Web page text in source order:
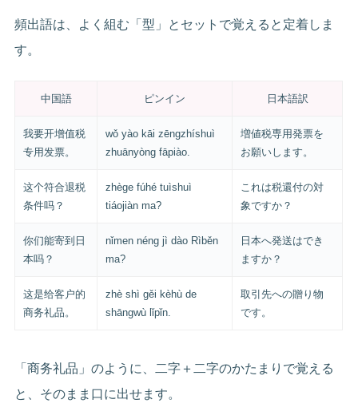
頻出語は、よく組む「型」とセットで覚えると定着しま
す。
中国語 ピンイン 日本語訳
我要开增值税
专用发票。
wǒ yào kāi zēngzhíshuì
zhuānyòng fāpiào.
増値税専用発票を
お願いします。
这个符合退税
条件吗？
zhège fúhé tuìshuì
tiáojiàn ma?
これは税還付の対
象ですか？
你们能寄到日
本吗？
nǐmen néng jì dào Rìběn
ma?
日本へ発送はでき
ますか？
这是给客户的
商务礼品。
zhè shì gěi kèhù de
shāngwù lǐpǐn.
取引先への贈り物
です。
「商务礼品」のように、二字＋二字のかたまりで覚える
と、そのまま口に出せます。